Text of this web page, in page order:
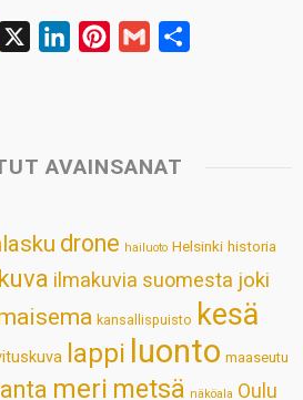
e
n
e
s
t
l
AVAINSANAT
drone hailuoto Helsinki historia
ilmakuvia suomesta joki
kansallispuisto kesä
lappi luonto maaseutu
meri metsä näköala Oulu